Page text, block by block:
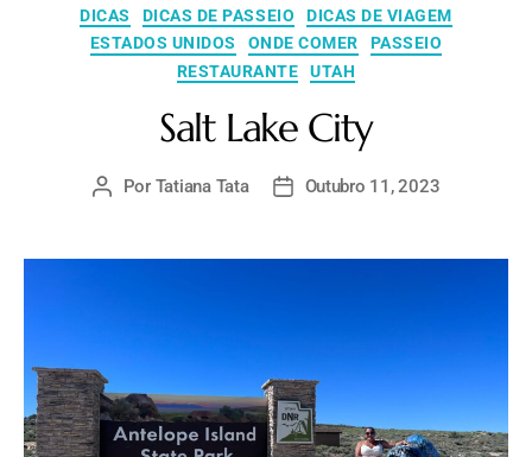
DICAS DICAS DE PASSEIO
DICAS DE VIAGEM
ESTADOS UNIDOS
ONDE COMER
PASSEIO
RESTAURANTE
UTAH
Salt Lake City
Por Tatiana Tata Outubro 11, 2023